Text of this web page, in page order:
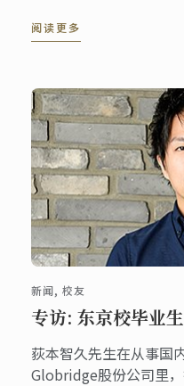
並娛樂並且樂於模仿他的
阅读更多
新闻, 校友
专访: 东京校毕业
荻本智久先生在从事国
Globridge股份公司里